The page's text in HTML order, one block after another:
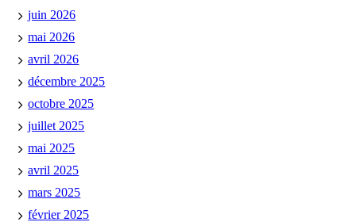
juin 2026
mai 2026
avril 2026
décembre 2025
octobre 2025
juillet 2025
mai 2025
avril 2025
mars 2025
février 2025